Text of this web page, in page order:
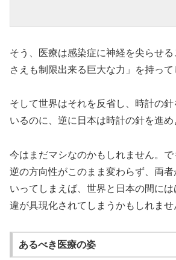
そう、医療は感染症に神経を尖らせ
さえも制限出来る巨大な力」を持って
そして世界はそれを反省し、時計の
いるのに、逆に日本は時計の針を進
今はまだマシなのかもしれません。
逆の方向性がこのまま変わらず、両
いってしまえば、世界と日本の間に
違が具現化されてしまうかもしれませ
あるべき医療の姿